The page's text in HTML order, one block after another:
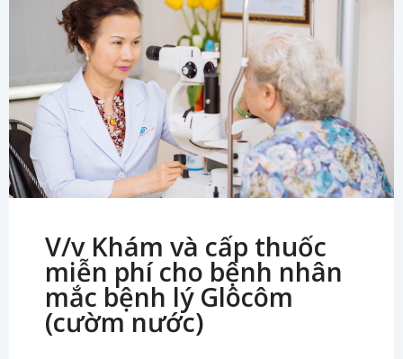
V/v Khám và cấp thuốc
miễn phí cho bệnh nhân
mắc bệnh lý Glôcôm
(cườm nước)